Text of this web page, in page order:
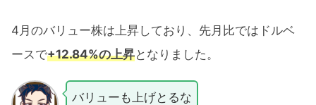
4月のバリュー株は上昇しており、先月比ではドルベ
ースで+12.84%の上昇となりました。
バリューも上げとるな